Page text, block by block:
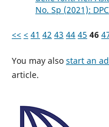
No. Sp (2021):
<< < 41 42 43 44 45 46
You may also start an
article.